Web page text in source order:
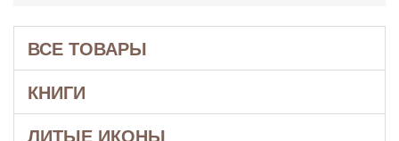
ВСЕ ТОВАРЫ
КНИГИ
ЛИТЫЕ ИКОНЫ